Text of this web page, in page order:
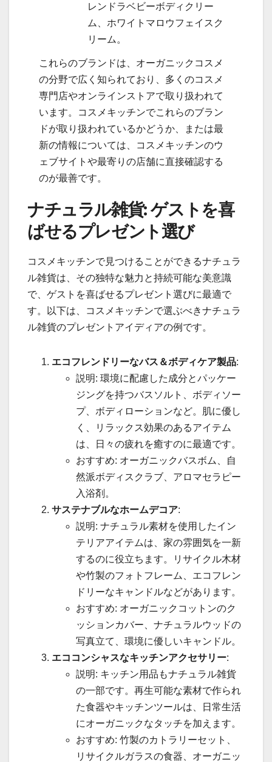
レンドラベビーボディクリー
ム、ホワイトマロウフェイスク
リーム。
これらのブランドは、オーガニックコスメ
の分野で広く知られており、多くのコスメ
専門店やオンラインストアで取り扱われて
います。コスメキッチンでこれらのブラン
ドが取り扱われているかどうか、または最
新の情報については、コスメキッチンのウ
ェブサイトや最寄りの店舗に直接確認する
のが最善です。
ナチュラル雑貨: ゲストを喜
ばせるプレゼント選び
コスメキッチンで見つけることができるナチュラ
ル雑貨は、その独特な魅力と持続可能な美意識
で、ゲストを喜ばせるプレゼント選びに最適で
す。以下は、コスメキッチンで選ぶべきナチュラ
ル雑貨のプレゼントアイディアの例です。
エコフレンドリーなバス＆ボディケア製品:
説明: 環境に配慮した成分とパッケー
ジングを持つバスソルト、ボディソー
プ、ボディローションなど。肌に優し
く、リラックス効果のあるアイテム
は、日々の疲れを癒すのに最適です。
おすすめ: オーガニックバスボム、自
然派ボディスクラブ、アロマセラピー
入浴剤。
サステナブルなホームデコア:
説明: ナチュラル素材を使用したイン
テリアアイテムは、家の雰囲気を一新
するのに役立ちます。リサイクル木材
や竹製のフォトフレーム、エコフレン
ドリーなキャンドルなどがあります。
おすすめ: オーガニックコットンのク
ッションカバー、ナチュラルウッドの
写真立て、環境に優しいキャンドル。
エココンシャスなキッチンアクセサリー:
説明: キッチン用品もナチュラル雑貨
の一部です。再生可能な素材で作られ
た食器やキッチンツールは、日常生活
にオーガニックなタッチを加えます。
おすすめ: 竹製のカトラリーセット、
リサイクルガラスの食器、オーガニッ